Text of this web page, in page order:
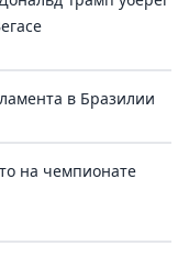
в Бразилии
на чемпионате